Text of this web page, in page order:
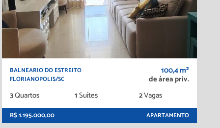
BALNEARIO DO ESTREITO
FLORIANOPOLIS/SC
100,4 m²
de área priv.
3Quartos 1Suítes 2Vagas
R$ 1.195.000,00 APARTAMENTO